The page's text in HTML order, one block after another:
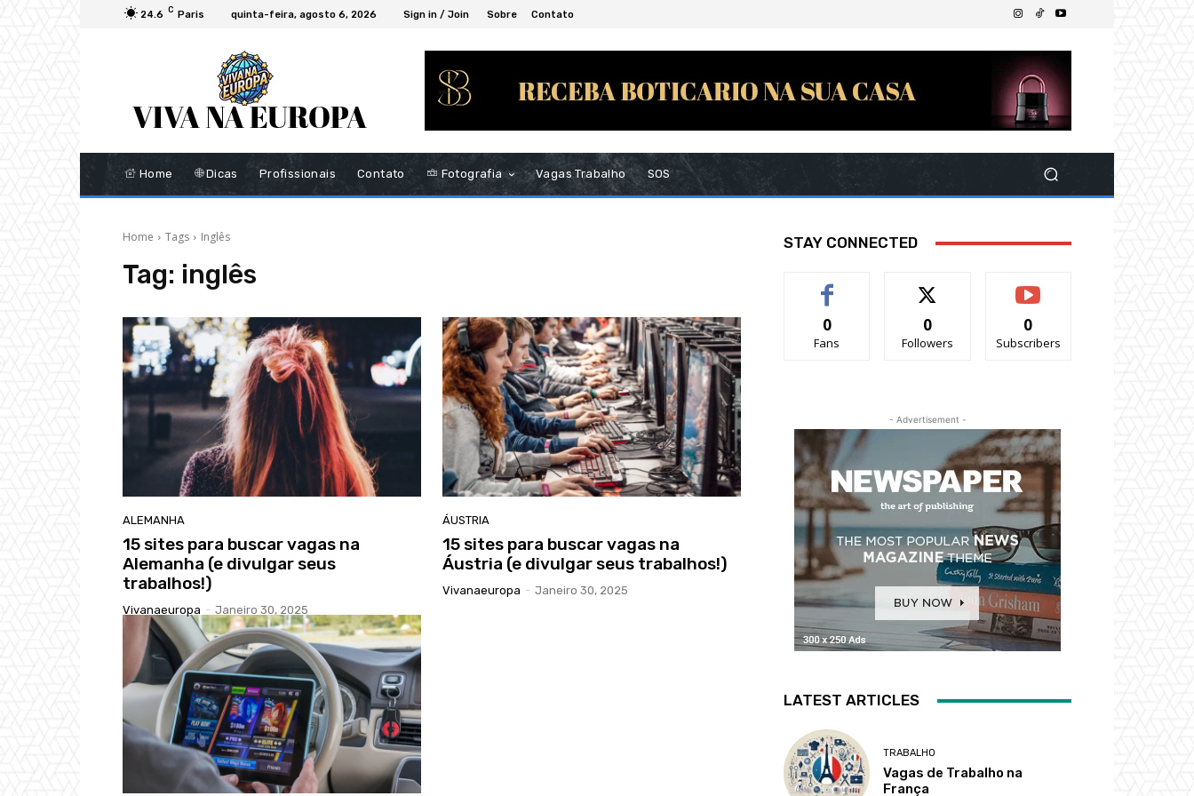
24.6 C Paris quinta-feira, agosto 6, 2026 Sign in / Join Sobre Contato
Home Dicas Profissionais Contato Fotografia Vagas Trabalho SOS
Home Tags Inglês
Tag: inglês
ALEMANHA
15 sites para buscar vagas na
Alemanha (e divulgar seus
trabalhos!)
Vivanaeuropa - Janeiro 30, 2025
ÁUSTRIA
15 sites para buscar vagas na
Áustria (e divulgar seus trabalhos!)
Vivanaeuropa - Janeiro 30, 2025
STAY CONNECTED
0
Fans
0
Followers
0
Subscribers
- Advertisement -
LATEST ARTICLES
TRABALHO
Vagas de Trabalho na
França